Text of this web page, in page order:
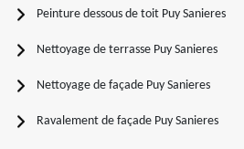
Peinture dessous de toit Puy Sanieres
Nettoyage de terrasse Puy Sanieres
Nettoyage de façade Puy Sanieres
Ravalement de façade Puy Sanieres